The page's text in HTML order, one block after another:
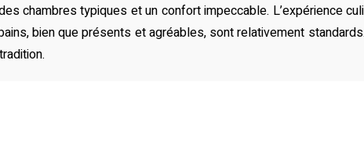
chambres typiques et un confort impeccable. L’expérience
bien que présents et agréables, sont relativement